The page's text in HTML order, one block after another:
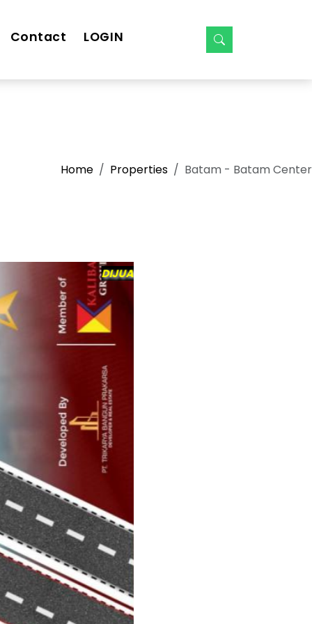
Contact LOGIN
Home Properties Batam - Batam Center
DIJUAL RUKO